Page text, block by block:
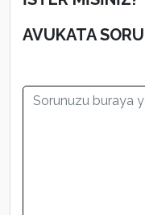
AVUKATA